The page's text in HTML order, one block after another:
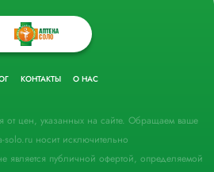
КОНТАКТЫ О НАС
от цен, указанных на сайте. Обращаем ваше
solo.ru носит исключительно
является публичной офертой, определяемой